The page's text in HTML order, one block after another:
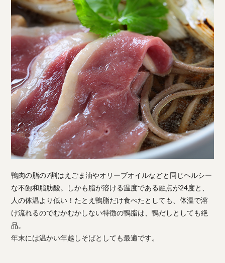
鴨肉の脂の7割はえごま油やオリーブオイルなどと同じヘルシー
な不飽和脂肪酸。しかも脂が溶ける温度である融点が24度と、
人の体温より低い！たとえ鴨脂だけ食べたとしても、体温で溶
け流れるのでむかむかしない特徴の鴨脂は、鴨だしとしても絶
品。
年末には温かい年越しそばとしても最適です。